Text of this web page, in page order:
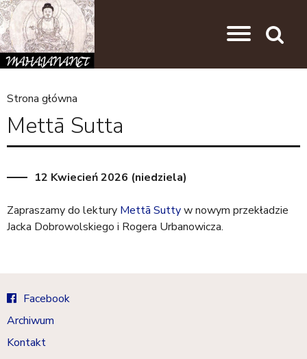
J
e
t
e
ś
a
j
Strona główna
Mettā Sutta
12 Kwiecień 2026 (niedziela)
Zapraszamy do lektury Mettā Suttyw nowym przekładzie
Jacka Dobrowolskiego i Rogera Urbanowicza.
Facebook
Archiwum
Kontakt